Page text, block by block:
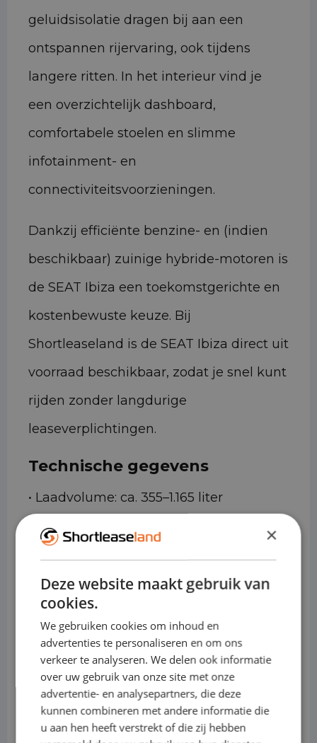
geluidsisolatie dragen bij aan een
ontspannen rijervaring, ook tijdens
langere ritten. In het interieur vind je
een overzichtelijk dashboard,
comfortabele stoelen en slimme
infotainment- en
connectiviteitsvoorzieningen.
Dankzij efficiënte benzine- en (indien
beschikbaar) zuinige hybride-motoren is
de SEAT Ibiza een toekomstgerichte en
kostenbewuste keuze. Bij
Shortleaseland is de SEAT Ibiza direct uit
voorraad beschikbaar, zodat je snel kunt
rijden zonder langdurige
leaseverplichtingen.
Technische gegevens
• Laadvolume: ca. 355–1.165 liter
(bagageruimte, afhankelijk van
• Laadvermogen: ca. 500–600 kg
• Trekgewicht: tot ca. 1.3–1.5 ton
(uitvoeringsafhankelijk)
• Motoren (benzine): efficiënte 3- en 4-
cilinder varianten
• Elektrisch/hybride: opties afhankelijk
×
Deze website maakt gebruik van
cookies.
We gebruiken cookies om inhoud en
advertenties te personaliseren en om ons
verkeer te analyseren. We delen ook informatie
over uw gebruik van onze site met onze
advertentie- en analysepartners, die deze
kunnen combineren met andere informatie die
u aan hen heeft verstrekt of die zij hebben